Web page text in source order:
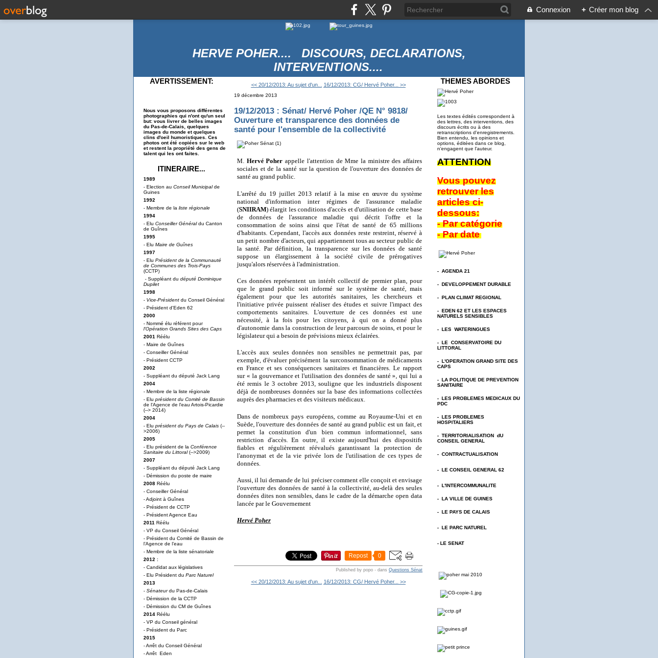
Connexion + Créer mon blog
HERVE POHER.... DISCOURS, DECLARATIONS,
INTERVENTIONS....
AVERTISSEMENT:
Nous vous proposons différentes
photographies qui n'ont qu'un seul
but: vous livrer de belles images
du Pas-de-Calais, quelques
images du monde et quelques
clins d'oeil humoristiques. Ces
photos ont été copiées sur le web
et restent la propriété des gens de
talent qui les ont faites.
ITINERAIRE...
1989
- Election au Conseil Municipalde
Guines
1992
- Membre de la liste régionale
1994
- Elu Conseiller Généraldu Canton
de Guînes
1995
- Elu Maire de Guînes
1997
- Elu Président de la Communauté
de Communes des Trois-Pays
(CCTP)
- Suppléant du député Dominique
Dupilet
1998
- Vice-Président du Conseil Général
- Président d'Eden 62
2000
- Nommé élu référent pour
l'Opération Grands Sites des Caps
2001 Réélu
- Maire de Guînes
- Conseiller Général
- Président CCTP
2002
- Suppléant du député Jack Lang
2004
- Membre de la liste régionale
- Elu président du Comité de Bassin
de l'Agence de l'eau Artois-Picardie
(--> 2014)
2004
- Elu président du Pays de Calais (--
>2006)
2005
- Elu président de la Conférence
Sanitaire du Littoral(-->2009)
2007
- Suppléant du député Jack Lang
- Démission du poste de maire
2008 Réélu
- Conseiller Général
- Adjoint à Guînes
- Président de CCTP
- Président Agence Eau
2011 Réélu
- VP du Conseil Général
- Président du Comité de Bassin de
l’Agence de l’eau
- Membre de la liste sénatoriale
2012 :
- Candidat aux législatives
- Elu Président du Parc Naturel
2013
- Sénateurdu Pas-de-Calais
- Démission de la CCTP
- Démission du CM de Guînes
2014 Réélu
- VP du Conseil général
- Président du Parc
2015
- Arrêt du Conseil Général
- Arrêt Eden
<< 20/12/2013: Au sujet d'un... 16/12/2013: CG/ Hervé Poher... >>
19 décembre 2013
19/12/2013 : Sénat/ Hervé Poher /QE N° 9818/
Ouverture et transparence des données de
santé pour l'ensemble de la collectivité
M. Hervé Poher appelle l'attention de Mme la ministre des affaires
sociales et de la santé sur la question de l'ouverture des données de
santé au grand public.
L'arrêté du 19 juillet 2013 relatif à la mise en œuvre du système
national d'information inter régimes de l'assurance maladie
(SNIIRAM) élargit les conditions d'accès et d'utilisation de cette base
de données de l'assurance maladie qui décrit l'offre et la
consommation de soins ainsi que l'état de santé de 65 millions
d'habitants. Cependant, l'accès aux données reste restreint, réservé à
un petit nombre d'acteurs, qui appartiennent tous au secteur public de
la santé. Par définition, la transparence sur les données de santé
suppose un élargissement à la société civile de prérogatives
jusqu'alors réservées à l'administration.
Ces données représentent un intérêt collectif de premier plan, pour
que le grand public soit informé sur le système de santé, mais
également pour que les autorités sanitaires, les chercheurs et
l'initiative privée puissent réaliser des études et suivre l'impact des
comportements sanitaires. L'ouverture de ces données est une
nécessité, à la fois pour les citoyens, à qui on a donné plus
d'autonomie dans la construction de leur parcours de soins, et pour le
législateur qui a besoin de prévisions mieux éclairées.
L'accès aux seules données non sensibles ne permettrait pas, par
exemple, d'évaluer précisément la surconsommation de médicaments
en France et ses conséquences sanitaires et financières. Le rapport
sur « la gouvernance et l'utilisation des données de santé », qui lui a
été remis le 3 octobre 2013, souligne que les industriels disposent
déjà de nombreuses données sur la base des informations collectées
auprès des pharmacies et des visiteurs médicaux.
Dans de nombreux pays européens, comme au Royaume-Uni et en
Suède, l'ouverture des données de santé au grand public est un fait, et
permet la constitution d'un bien commun informationnel, sans
restriction d'accès. En outre, il existe aujourd'hui des dispositifs
fiables et régulièrement réévalués garantissant la protection de
l'anonymat et de la vie privée lors de l'utilisation de ces types de
données.
Aussi, il lui demande de lui préciser comment elle conçoit et envisage
l'ouverture des données de santé à la collectivité, au-delà des seules
données dites non sensibles, dans le cadre de la démarche open data
lancée par le Gouvernement
Hervé Poher
Repost 0
Published by popo - dans Questions Sénat
<< 20/12/2013: Au sujet d'un... 16/12/2013: CG/ Hervé Poher... >>
THEMES ABORDES
Les textes édités correspondent à
des lettres, des interventions, des
discours écrits ou à des
retranscriptions d'enregistrements.
Bien entendu, les opinions et
options, éditées dans ce blog,
n'engagent que l'auteur.
ATTENTION
Vous pouvez
retrouver les
articles ci-
dessous:
- Par catégorie
- Par date
- AGENDA 21
- DEVELOPPEMENT DURABLE
- PLAN CLIMAT REGIONAL
- EDEN 62 ET LES ESPACES
NATURELS SENSIBLES
- LES WATERINGUES
- LE CONSERVATOIRE DU
LITTORAL
- L'OPERATION GRAND SITE DES
CAPS
- LA POLITIQUE DE PREVENTION
SANITAIRE
- LES PROBLEMES MEDICAUX DU
PDC
- LES PROBLEMES
HOSPITALIERS
- TERRITORIALISATION dU
CONSEIL GENERAL
- CONTRACTUALISATION
- LE CONSEIL GENERAL 62
- L'INTERCOMMUNALITE
- LA VILLE DE GUINES
- LE PAYS DE CALAIS
- LE PARC NATUREL
- LE SENAT